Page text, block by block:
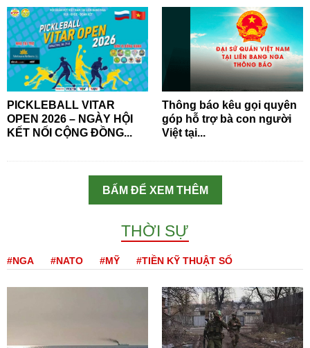
PICKLEBALL VITAR
OPEN 2026 – NGÀY HỘI
KẾT NỐI CỘNG ĐỒNG...
Thông báo kêu gọi quyên
góp hỗ trợ bà con người
Việt tại...
BẤM ĐỂ XEM THÊM
THỜI SỰ
#NGA #NATO #MỸ #TIỀN KỸ THUẬT SỐ